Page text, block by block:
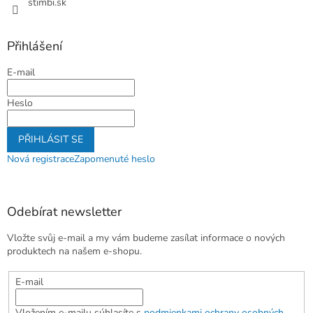
Přihlášení
E-mail
Heslo
PŘIHLÁSIT SE
Nová registraceZapomenuté heslo
Odebírat newsletter
Vložte svůj e-mail a my vám budeme zasílat informace o nových
produktech na našem e-shopu.
E-mail